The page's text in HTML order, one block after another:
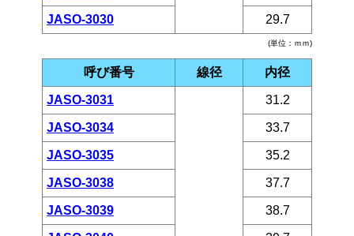
(単位：ｍｍ)
JASO-3030 29.7
呼び番号 線径 内径
JASO-3031 31.2
JASO-3034 33.7
JASO-3035 35.2
JASO-3038 37.7
JASO-3039 38.7